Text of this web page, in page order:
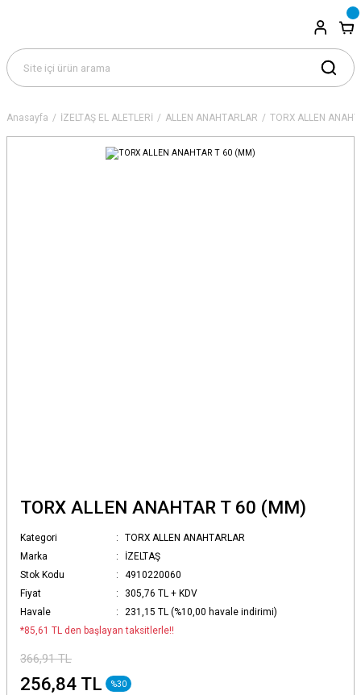
Anasayfa İZELTAŞ EL ALETLERİ ALLEN ANAHTARLAR TORX ALLEN
TORX ALLEN ANAHTAR T 60 (MM)
Kategori
TORX ALLEN ANAHTARLAR
Marka
İZELTAŞ
Stok Kodu
4910220060
Fiyat
305,76 TL + KDV
Havale
231,15 TL (%10,00 havale indirimi)
*85,61 TL den başlayan taksitlerle!!
366,91 TL
256,84 TL %30